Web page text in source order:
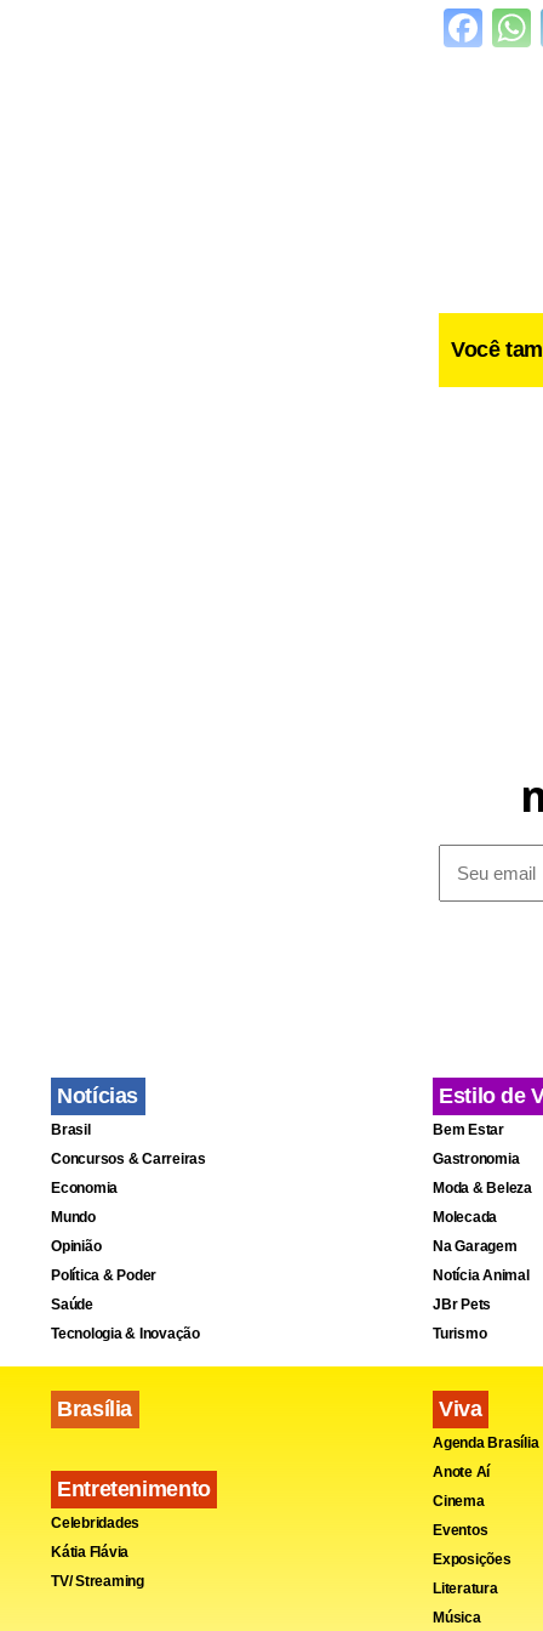
Você
Notícias
Brasil
Concursos & Carreiras
Economia
Mundo
Opinião
Política & Poder
Saúde
Tecnologia & Inovação
Brasília
Entretenimento
Celebridades
Kátia Flávia
TV/ Streaming
Estilo de
Bem Estar
Gastronomia
Moda & Beleza
Molecada
Na Garagem
Notícia Animal
JBr Pets
Turismo
Viva
Agenda Brasília
Anote Aí
Cinema
Eventos
Exposições
Literatura
Música